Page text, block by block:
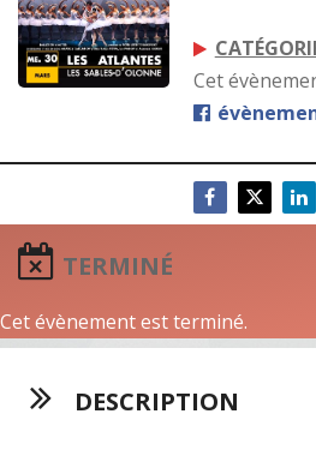
Cet
TERMINÉ
Cet évènement est terminé.
DESCRIPTION